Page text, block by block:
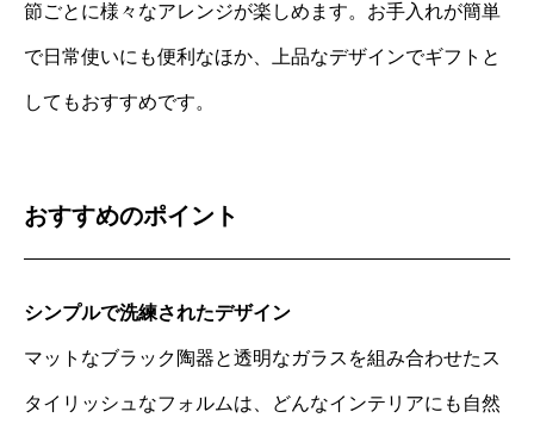
節ごとに様々なアレンジが楽しめます。お手入れが簡単
で日常使いにも便利なほか、上品なデザインでギフトと
してもおすすめです。
おすすめのポイント
シンプルで洗練されたデザイン
マットなブラック陶器と透明なガラスを組み合わせたス
タイリッシュなフォルムは、どんなインテリアにも自然